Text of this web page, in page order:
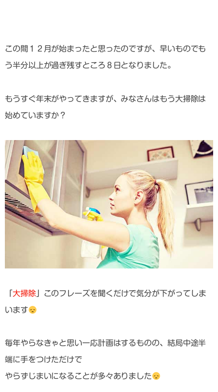
この間１２月が始まったと思ったのですが、早いものでも
う半分以上が過ぎ残すところ８日となりました。
もうすぐ年末がやってきますが、みなさんはもう大掃除は
始めていますか？
大掃除」このフレーズを聞くだけで気分が下がってしま
います
毎年やらなきゃと思い一応計画はするものの、結局中途半
端に手をつけただけで
やらずじまいになることが多々ありました